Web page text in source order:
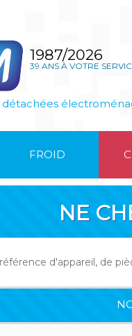
1987/2026
39 ANS À VOTRE
détachées
FROID
NE